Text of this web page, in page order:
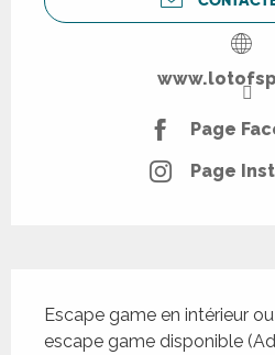
Page
Page
Escape game en intérieur
escape game disponible